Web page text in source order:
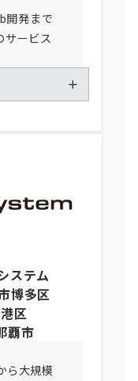
開発まで
サービス
ステム
博多区
区
覇市
ら大規模